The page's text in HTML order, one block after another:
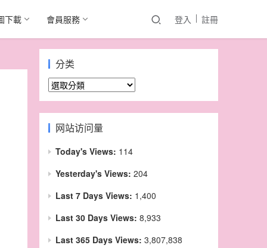
下載 會員服務 登入 註冊
分类
分
类
网站访问量
Today's Views: 114
Yesterday's Views: 204
Last 7 Days Views: 1,400
Last 30 Days Views: 8,933
Last 365 Days Views: 3,807,838